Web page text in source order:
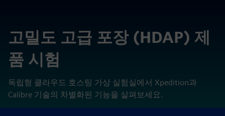
고밀도 고급 포장 (HDAP) 제
품 시험
독립형 클라우드 호스팅 가상 실험실에서 Xpedition과
Calibre 기술의 차별화된 기능을 살펴보세요.